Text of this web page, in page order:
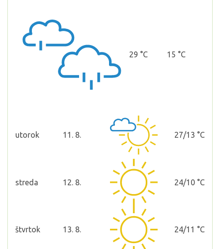
29 °C 15 °C
utorok 11. 8. 27/13 °C
streda 12. 8. 24/10 °C
štvrtok 13. 8. 24/11 °C